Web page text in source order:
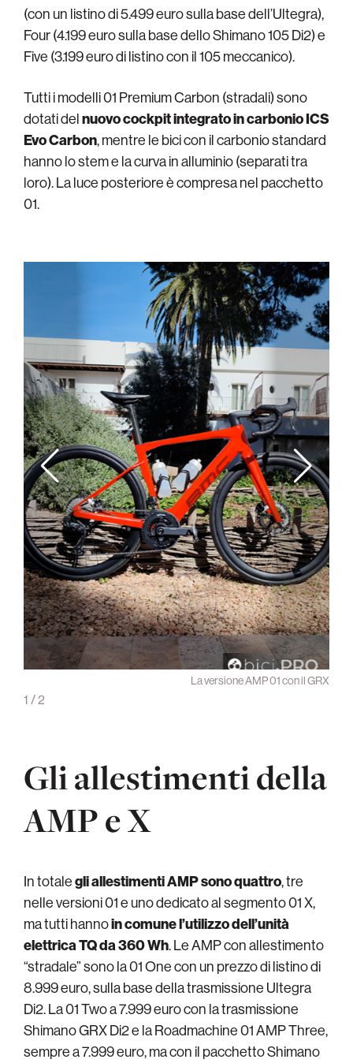
(con un listino di 5.499 euro sulla base dell’Ultegra),
Four (4.199 euro sulla base dello Shimano 105 Di2) e
Five (3.199 euro di listino con il 105 meccanico).
Tutti i modelli 01 Premium Carbon (stradali) sono
dotati delnuovo cockpit integrato in carbonio ICS
Evo Carbon, mentre le bici con il carbonio standard
hanno lo stem e la curva in alluminio (separati tra
loro). La luce posteriore è compresa nel pacchetto
01.
La versione AMP 01 con il GRX
1 /2
Gli allestimenti della
AMP e X
In totalegli allestimenti AMP sono quattro, tre
nelle versioni 01 e uno dedicato al segmento 01 X,
ma tutti hannoin comune l’utilizzo dell’unità
elettrica TQ da 360 Wh. Le AMP con allestimento
“stradale” sono la 01 One con un prezzo di listino di
8.999 euro, sulla base della trasmissione Ultegra
Di2. La 01 Two a 7.999 euro con la trasmissione
Shimano GRX Di2 e la Roadmachine 01 AMP Three,
sempre a 7.999 euro, ma con il pacchetto Shimano